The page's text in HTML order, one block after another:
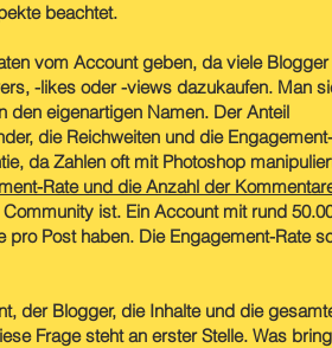
beachtet.
vom Account geben, da viele
-likes oder -views dazukaufen. Man
den eigenartigen Namen. Der Anteil
die Reichweiten und die
da Zahlen oft mit Photoshop
Rate und die Anzahl der
ist. Ein Account mit rund
Post haben. Die Engagement-Rate
der Blogger, die Inhalte und die
Frage steht an erster Stelle. Was